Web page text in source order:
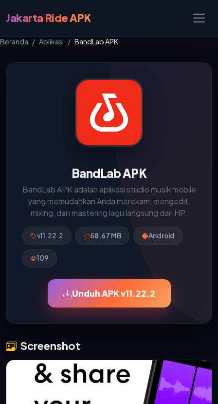
Jakarta Ride APK
Beranda Aplikasi BandLab APK
BandLab APK
BandLab APK adalah aplikasi studio musik mobile
yang memudahkan Anda merekam, mengedit,
mixing, dan mastering lagu langsung dari HP.
v11.22.2 58.67 MB Android
109
Unduh APK v11.22.2
Screenshot